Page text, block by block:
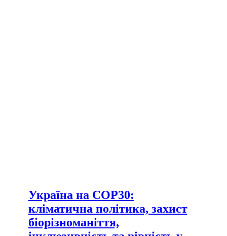
Україна на COP30:
кліматична політика, захист
біорізноманіття,